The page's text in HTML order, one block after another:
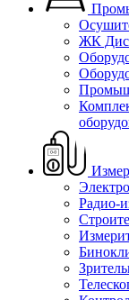
ЖК
Радио-